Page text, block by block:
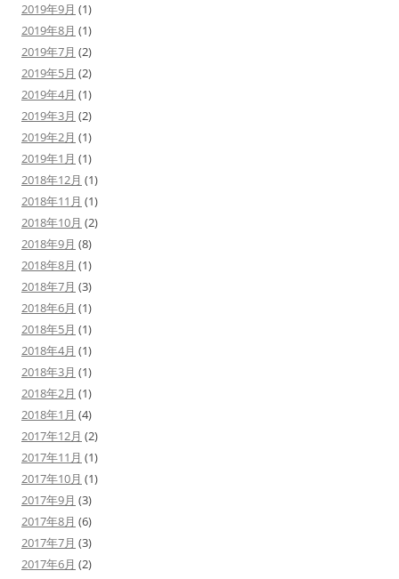
2019年9月 (1)
2019年8月 (1)
2019年7月 (2)
2019年5月 (2)
2019年4月 (1)
2019年3月 (2)
2019年2月 (1)
2019年1月 (1)
2018年12月 (1)
2018年11月 (1)
2018年10月 (2)
2018年9月 (8)
2018年8月 (1)
2018年7月 (3)
2018年6月 (1)
2018年5月 (1)
2018年4月 (1)
2018年3月 (1)
2018年2月 (1)
2018年1月 (4)
2017年12月 (2)
2017年11月 (1)
2017年10月 (1)
2017年9月 (3)
2017年8月 (6)
2017年7月 (3)
2017年6月 (2)